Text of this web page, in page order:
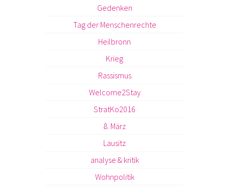
Gedenken
Tag der Menschenrechte
Heilbronn
Krieg
Rassismus
Welcome2Stay
StratKo2016
8. März
Lausitz
analyse & kritik
Wohnpolitik